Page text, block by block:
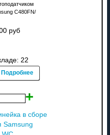
C480FN/
руб
22
Подробнее
в сборе
Samsung